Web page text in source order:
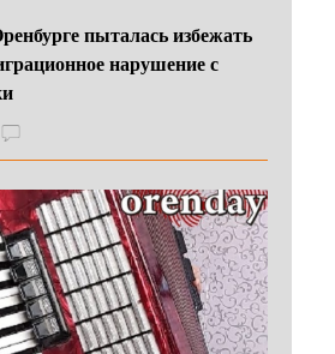
пыталась избежать
нарушение с